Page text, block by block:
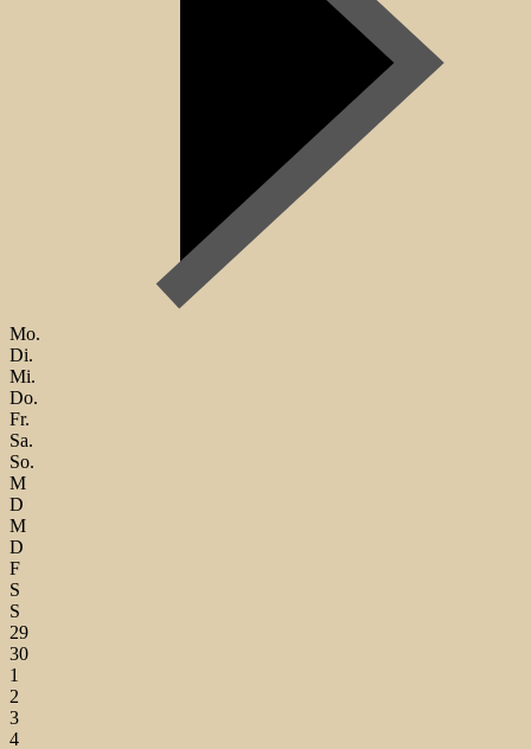
Mo.
Di.
Mi.
Do.
Fr.
Sa.
So.
M
D
M
D
F
S
S
29
30
1
2
3
4